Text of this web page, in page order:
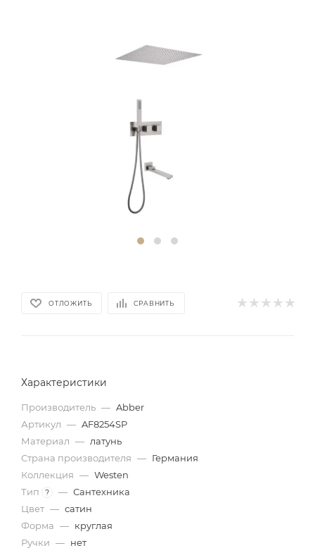
ОТЛОЖИТЬ СРАВНИТЬ
Характеристики
Производитель — Abber
Артикул — AF8254SP
Материал — латунь
Страна производителя — Германия
Коллекция — Westen
Тип
? — Сантехника
Цвет — сатин
Форма — круглая
Ручки — нет